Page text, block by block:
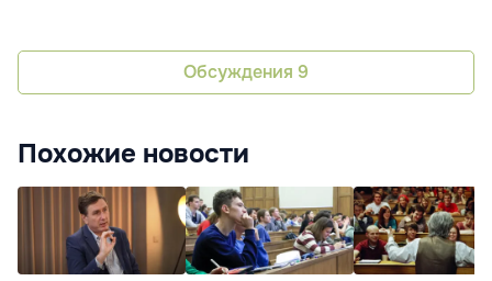
Обсуждения 9
Похожие новости